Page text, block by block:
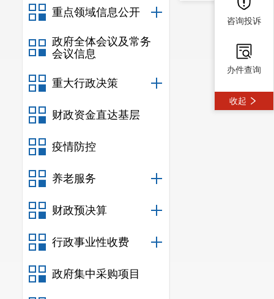
重点领域信息公开
政府全体会议及常务
会议信息
重大行政决策
财政资金直达基层
疫情防控
养老服务
财政预决算
行政事业性收费
政府集中采购项目
青年工作的
咨询投诉
办件查询
收起